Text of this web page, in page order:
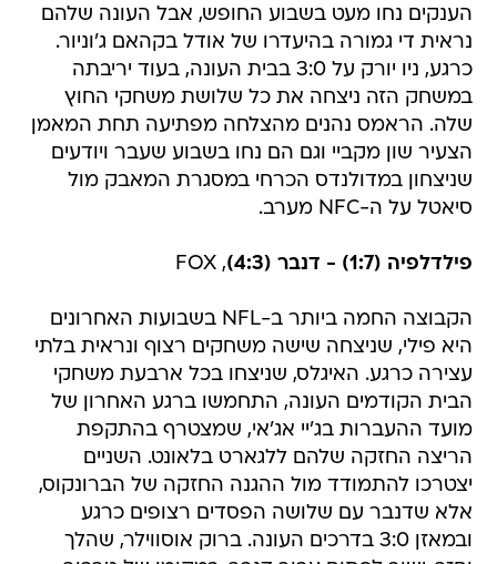
הענקים נחו מעט בשבוע החופש, אבל העונה שלהם
נראית די גמורה בהיעדרו של אודל בקהאם ג'וניור.
כרגע, ניו יורק על 3:0 בבית העונה, בעוד יריבתה
במשחק הזה ניצחה את כל שלושת משחקי החוץ
שלה. הראמס נהנים מהצלחה מפתיעה תחת המאמן
הצעיר שון מקביי וגם הם נחו בשבוע שעבר ויודעים
שניצחון במדולנדס הכרחי במסגרת המאבק מול
סיאטל על ה-NFC מערב.
פילדלפיה (1:7) - דנבר (4:3) , FOX
הקבוצה החמה ביותר ב-NFL בשבועות האחרונים
היא פילי, שניצחה שישה משחקים רצוף ונראית בלתי
עצירה כרגע. האיגלס, שניצחו בכל ארבעת משחקי
הבית הקודמים העונה, התחמשו ברגע האחרון של
מועד ההעברות בג'יי אג'אי, שמצטרף בהתקפת
הריצה החזקה שלהם ללגארט בלאונט. השניים
יצטרכו להתמודד מול ההגנה החזקה של הברונקוס,
אלא שדנבר עם שלושה הפסדים רצופים כרגע
ובמאזן 3:0 בדרכים העונה. ברוק אוסווילר, שהלך